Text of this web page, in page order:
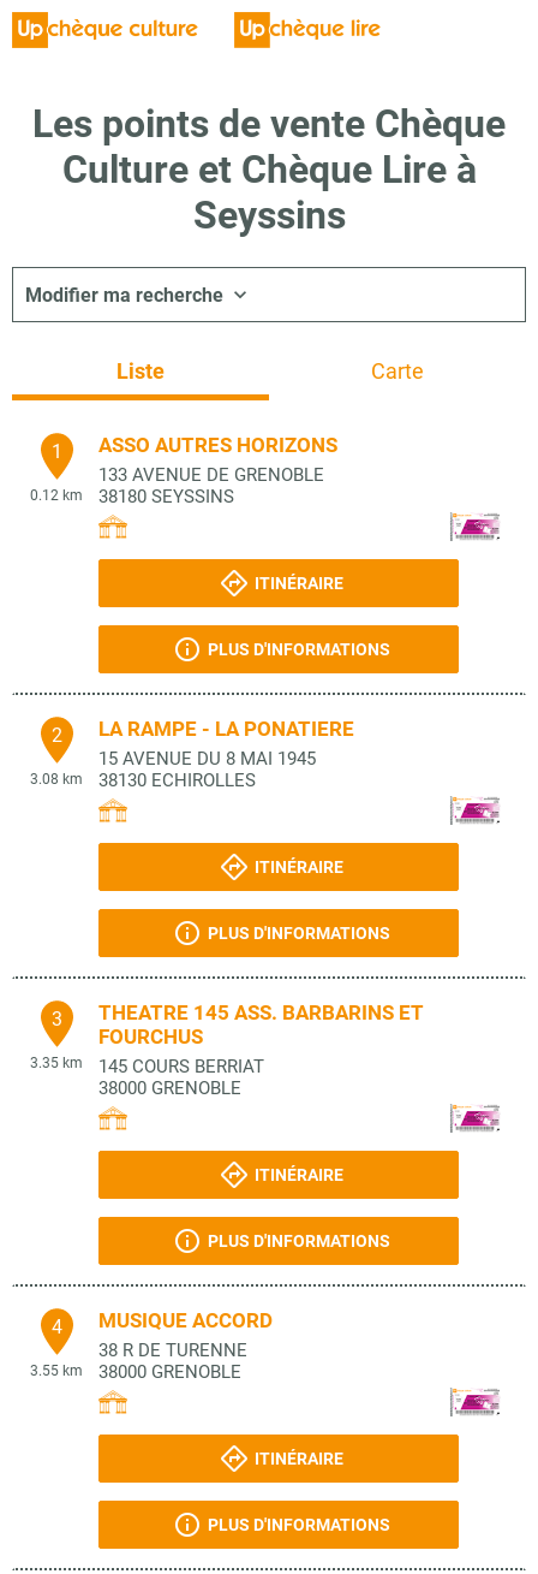
Les points de vente Chèque
Culture et Chèque Lire à
Seyssins
Modifier ma recherche
Liste Carte
1
0.12 km
ASSO AUTRES HORIZONS
133 AVENUE DE GRENOBLE
38180 SEYSSINS
ITINÉRAIRE
PLUS D'INFORMATIONS
2
3.08 km
LA RAMPE - LA PONATIERE
15 AVENUE DU 8 MAI 1945
38130 ECHIROLLES
ITINÉRAIRE
PLUS D'INFORMATIONS
3
3.35 km
THEATRE 145 ASS. BARBARINS ET
FOURCHUS
145 COURS BERRIAT
38000 GRENOBLE
ITINÉRAIRE
PLUS D'INFORMATIONS
4
3.55 km
MUSIQUE ACCORD
38 R DE TURENNE
38000 GRENOBLE
ITINÉRAIRE
PLUS D'INFORMATIONS